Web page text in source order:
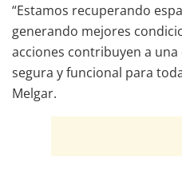
“Estamos recuperando
generando mejores
acciones contribuyen a
segura y funcional para
Melgar.